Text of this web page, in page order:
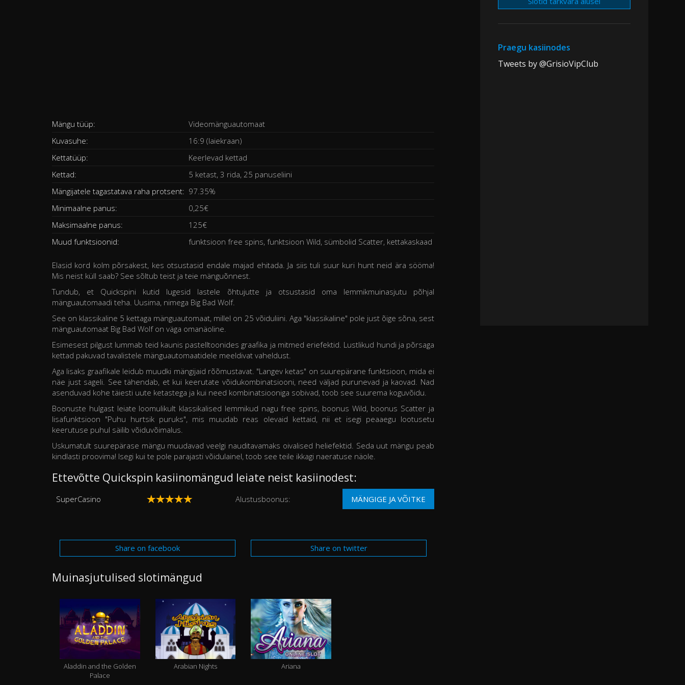
Mängu tüüp:
Videomänguautomaat
Kuvasuhe:
16:9 (laiekraan)
Kettatüüp:
Keerlevad kettad
Kettad:
5 ketast, 3 rida, 25 panuseliini
Mängijatele tagastatava raha protsent: 97.35%
Minimaalne panus:
0,25€
Maksimaalne panus:
125€
Muud funktsioonid:
funktsioon free spins, funktsioon Wild, sümbolid Scatter, kettakaskaad
Elasid kord kolm põrsakest, kes otsustasid endale majad ehitada. Ja siis tuli suur kuri hunt neid ära sööma!
Mis neist küll saab? See sõltub teist ja teie mänguõnnest.
Tundub, et Quickspini kutid lugesid lastele õhtujutte ja otsustasid oma lemmikmuinasjutu põhjal
mänguautomaadi teha. Uusima, nimega Big Bad Wolf.
See on klassikaline 5 kettaga mänguautomaat, millel on 25 võiduliini. Aga "klassikaline" pole just õige sõna, sest
mänguautomaat Big Bad Wolf on väga omanäoline.
Esimesest pilgust lummab teid kaunis pastelltoonides graafika ja mitmed eriefektid. Lustlikud hundi ja põrsaga
kettad pakuvad tavalistele mänguautomaatidele meeldivat vaheldust.
Aga lisaks graafikale leidub muudki mängijaid rõõmustavat. "Langev ketas" on suurepärane funktsioon, mida ei
näe just sageli. See tähendab, et kui keerutate võidukombinatsiooni, need väljad purunevad ja kaovad. Nad
asenduvad kohe täiesti uute ketastega ja kui need kombinatsiooniga sobivad, toob see suurema koguvõidu.
Boonuste hulgast leiate loomulikult klassikalised lemmikud nagu free spins, boonus Wild, boonus Scatter ja
lisafunktsioon "Puhu hurtsik puruks", mis muudab reas olevaid kettaid, nii et isegi peaaegu lootusetu
keerutuse puhul säilib võiduvõimalus.
Uskumatult suurepärase mängu muudavad veelgi nauditavamaks oivalised heliefektid. Seda uut mängu peab
kindlasti proovima! Isegi kui te pole parajasti võidulainel, toob see teile ikkagi naeratuse näole.
Ettevõtte Quickspin kasiinomängud leiate neist kasiinodest:
SuperCasino Alustusboonus: MÄNGIGE JA VÕITKE
Share on facebook Share on twitter
Muinasjutulised slotimängud
Aladdin and the Golden
Palace
Arabian Nights Ariana
Praegu kasiinodes
Tweets by @GrisioVipClub